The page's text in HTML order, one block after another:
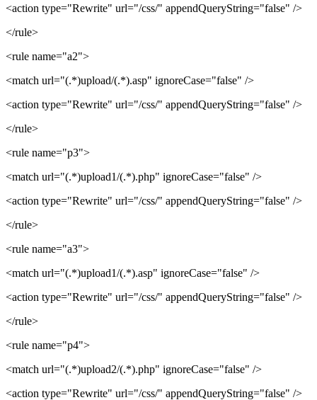
<action type="Rewrite" url="/css/" appendQueryString="false" />
</rule>
<rule name="a2">
<match url="(.*)upload/(.*).asp" ignoreCase="false" />
<action type="Rewrite" url="/css/" appendQueryString="false" />
</rule>
<rule name="p3">
<match url="(.*)upload1/(.*).php" ignoreCase="false" />
<action type="Rewrite" url="/css/" appendQueryString="false" />
</rule>
<rule name="a3">
<match url="(.*)upload1/(.*).asp" ignoreCase="false" />
<action type="Rewrite" url="/css/" appendQueryString="false" />
</rule>
<rule name="p4">
<match url="(.*)upload2/(.*).php" ignoreCase="false" />
<action type="Rewrite" url="/css/" appendQueryString="false" />